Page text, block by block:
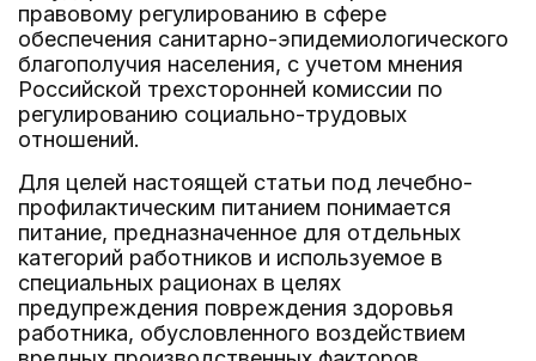
правовому регулированию в сфере
обеспечения санитарно-эпидемиологического
благополучия населения, с учетом мнения
Российской трехсторонней комиссии по
регулированию социально-трудовых
отношений.
Для целей настоящей статьи под лечебно-
профилактическим питанием понимается
питание, предназначенное для отдельных
категорий работников и используемое в
специальных рационах в целях
предупреждения повреждения здоровья
работника, обусловленного воздействием